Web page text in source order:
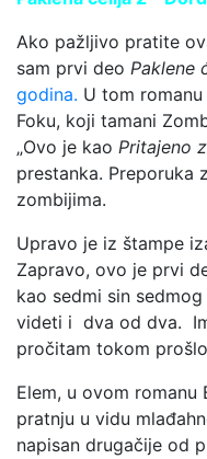
Ako pažljivo pratite
sam prvi deo Paklene
godina. U tom
Foku, koji tamani
„Ovo je kao Pritajeno
prestanka. Preporuka
zombijima.
Upravo je iz štampe
Zapravo, ovo je prvi
kao sedmi sin
videti i dva od dva.
pročitam tokom
Elem, u ovom romanu
pratnju u vidu
napisan drugačije od